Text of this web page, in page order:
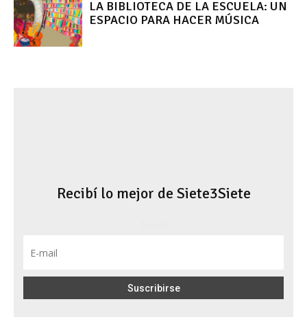
LA BIBLIOTECA DE LA ESCUELA: UN
ESPACIO PARA HACER MÚSICA
Recibí lo mejor de Siete3Siete